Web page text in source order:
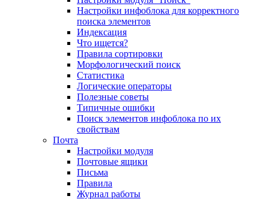
Настройки инфоблока для корректного
поиска элементов
Индексация
Что ищется?
Правила сортировки
Морфологический поиск
Статистика
Логические операторы
Полезные советы
Типичные ошибки
Поиск элементов инфоблока по их
свойствам
Почта
Настройки модуля
Почтовые ящики
Письма
Правила
Журнал работы